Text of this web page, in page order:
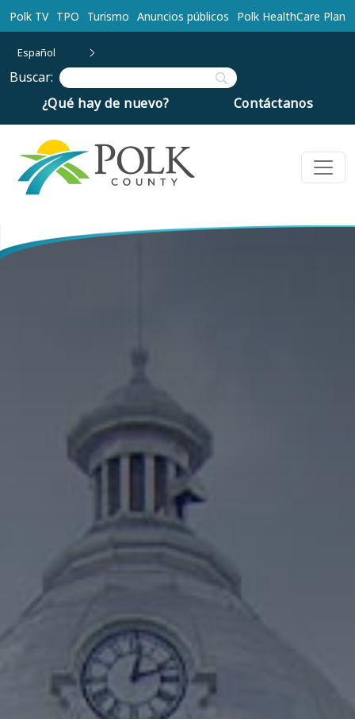
Ir al contenido principal
Polk TV TPO Turismo Anuncios públicos Polk HealthCare Plan
Español
Buscar:
¿Qué hay de nuevo?
Contáctanos